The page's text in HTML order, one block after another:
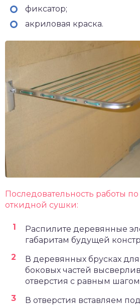
фиксатор;
акриловая краска.
Последовательность работы
откидной сушки:
Распилите деревянные
габаритам будущей
В деревянных брусках
боковых частей
отверстия с равным
В отверстия вставляем